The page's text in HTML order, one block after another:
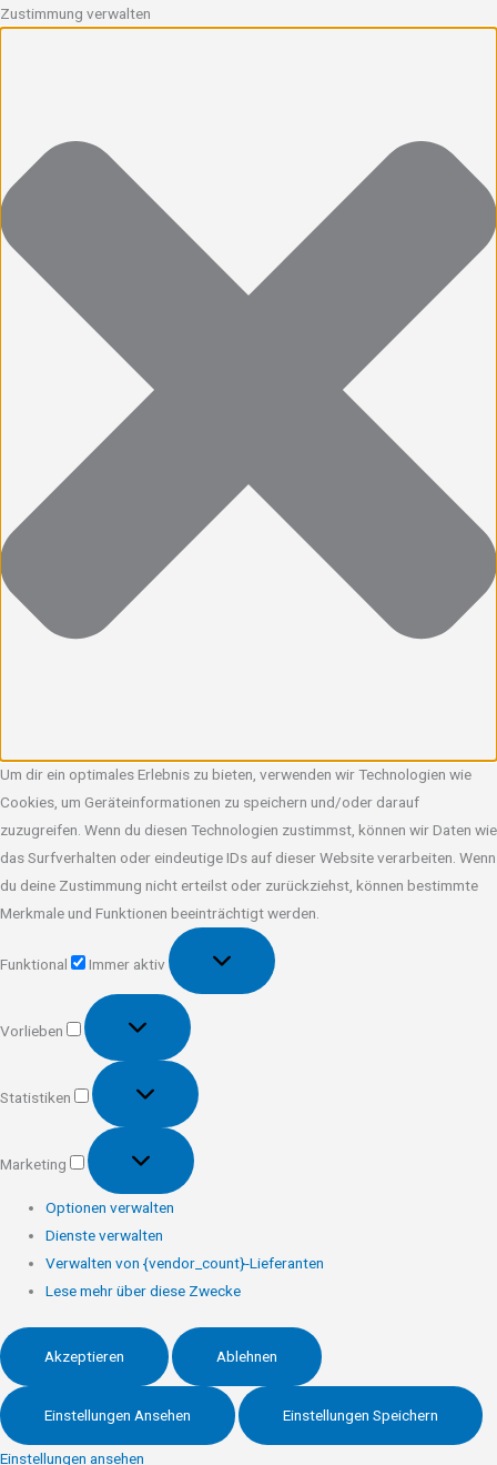
Zustimmung verwalten
Um dir ein optimales Erlebnis zu bieten, verwenden wir Technologien wie
Cookies, um Geräteinformationen zu speichern und/oder darauf
zuzugreifen. Wenn du diesen Technologien zustimmst, können wir Daten wie
das Surfverhalten oder eindeutige IDs auf dieser Website verarbeiten. Wenn
du deine Zustimmung nicht erteilst oder zurückziehst, können bestimmte
Merkmale und Funktionen beeinträchtigt werden.
Funktional
Immer aktiv
Vorlieben
Vorlieben
Statistiken
Statistiken
Marketing
Marketing
Optionen verwalten
Dienste verwalten
Verwalten von {vendor_count}-Lieferanten
Lese mehr über diese Zwecke
Akzeptieren Ablehnen
Einstellungen Ansehen Einstellungen Speichern
Einstellungen ansehen